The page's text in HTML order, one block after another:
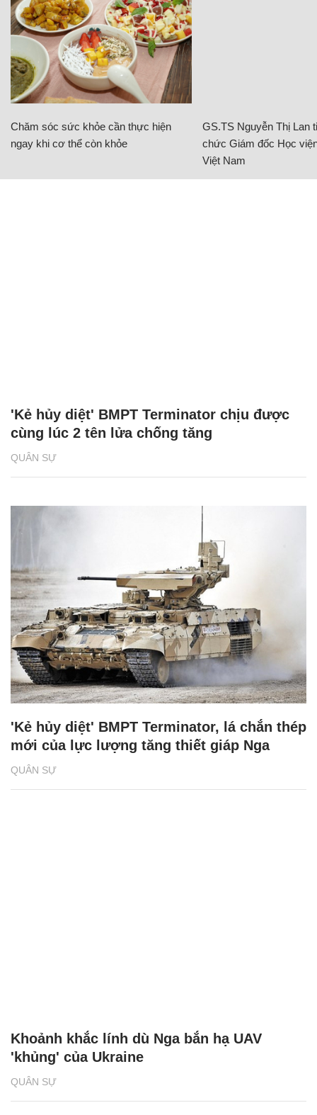
Chăm sóc sức khỏe cần thực hiện
ngay khi cơ thể còn khỏe
GS.TS Nguyễn Thị Lan
chức Giám đốc Học
Việt Nam
QUÂN SỰ
'Kẻ hủy diệt' BMPT Terminator chịu được
cùng lúc 2 tên lửa chống tăng
QUÂN SỰ
'Kẻ hủy diệt' BMPT Terminator, lá chắn thép
mới của lực lượng tăng thiết giáp Nga
QUÂN SỰ
Khoảnh khắc lính dù Nga bắn hạ UAV
'khủng' của Ukraine